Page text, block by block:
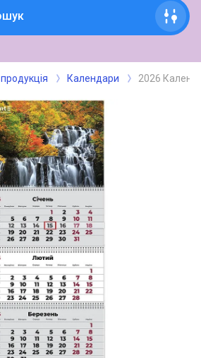
Календари 2026